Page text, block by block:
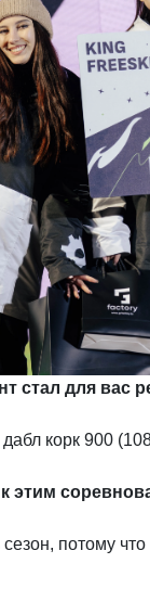
стал для
корк 900
этим
потому